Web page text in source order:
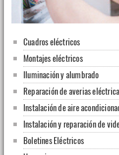
Cuadros eléctricos
Montajes eléctricos
Iluminación y alumbrado
Reparación de averias
Instalación de aire
Instalación y reparación de
Boletines Eléctricos